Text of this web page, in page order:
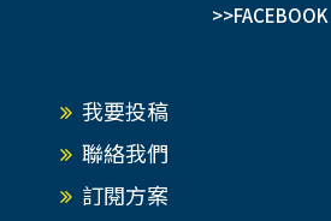
>>FACEBOOK
我要投稿
聯絡我們
訂閱方案